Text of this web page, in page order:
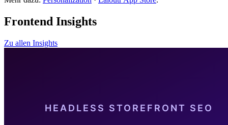
Frontend Insights
Zu allen Insights